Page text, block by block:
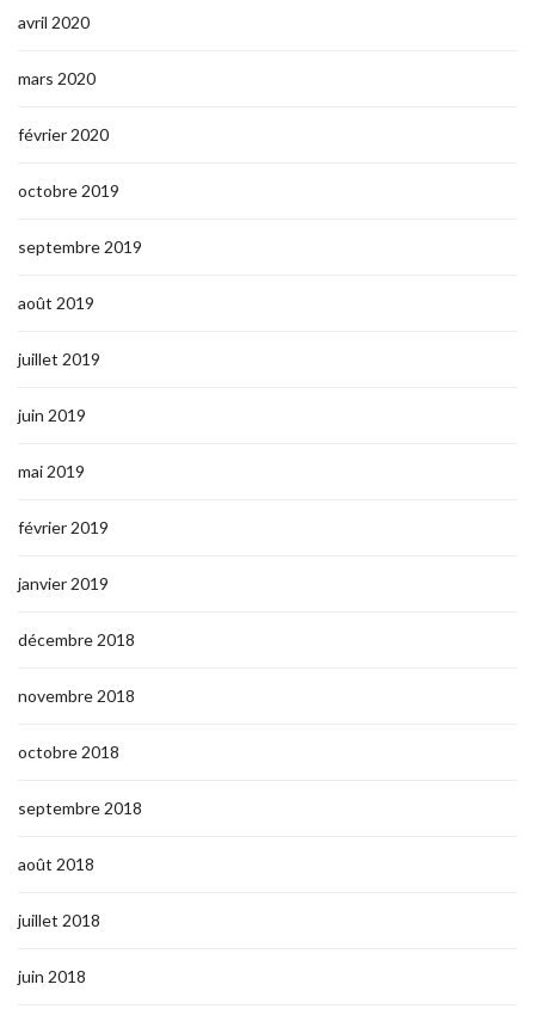
avril 2020
mars 2020
février 2020
octobre 2019
septembre 2019
août 2019
juillet 2019
juin 2019
mai 2019
février 2019
janvier 2019
décembre 2018
novembre 2018
octobre 2018
septembre 2018
août 2018
juillet 2018
juin 2018